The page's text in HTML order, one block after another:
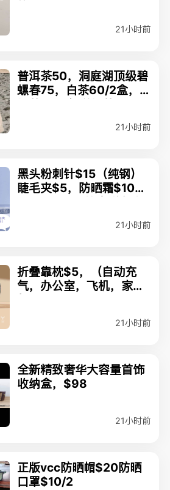
21小时前
普洱茶50，洞庭湖顶级碧
螺春75，白茶60/2盒，
21小时前
黑头粉刺针$15（纯钢）
睫毛夹$5，防晒霜$10，
21小时前
折叠靠枕$5，（自动充
气，办公室，飞机，家里
21小时前
全新精致奢华大容量首饰
收纳盒，$98
21小时前
正版vcc防晒帽$20防晒
口罩$10/2